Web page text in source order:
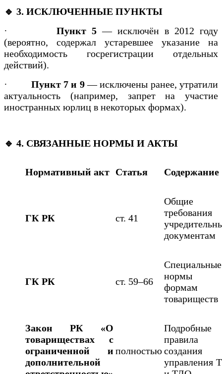
🔹 3. ИСКЛЮЧЕННЫЕ ПУНКТЫ
· Пункт 5 — исключён в 2012 году
(вероятно, содержал устаревшее указание на
необходимость госрегистрации отдельных
действий).
· Пункт 7 и 9— исключены ранее, утратили
актуальность (например, запрет на участие
иностранных юрлиц в некоторых формах).
🔹 4. СВЯЗАННЫЕ НОРМЫ И АКТЫ
Нормативный акт Статья Содержание
ГК РК ст. 41
Общие
документам
ГК РК ст. 59–66
Специальные
нормы
формам
товариществ
Закон РК «О
товариществах с
ограниченной и
дополнительной
полностью
Подробные
правила
управления